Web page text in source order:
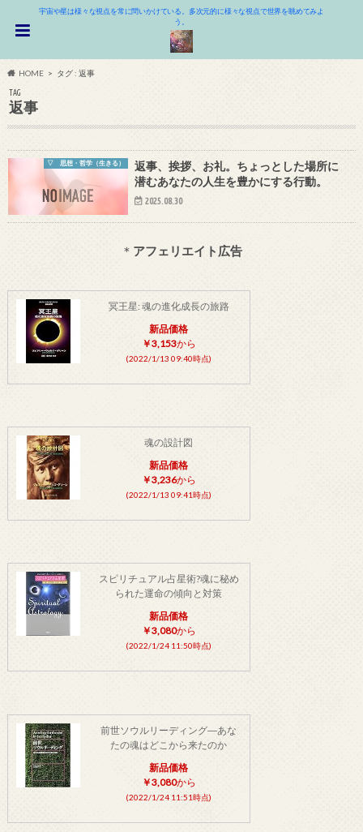
宇宙や星は様々な視点を常に問いかけている。多次元的に様々な視点で世界を眺めてみよ
う。
HOME タグ : 返事
TAG
返事
▽ 思想・哲学（生きる）
返事、挨拶、お礼。ちょっとした場所に
潜むあなたの人生を豊かにする行動。
2025.08.30
＊ アフェリエイト広告
冥王星: 魂の進化成長の旅路
新品価格
￥3,153から
(2022/1/13 09:40時点)
魂の設計図
新品価格
￥3,236から
(2022/1/13 09:41時点)
スピリチュアル占星術?魂に秘め
られた運命の傾向と対策
新品価格
￥3,080から
(2022/1/24 11:50時点)
前世ソウルリーディング―あな
たの魂はどこから来たのか
新品価格
￥3,080から
(2022/1/24 11:51時点)